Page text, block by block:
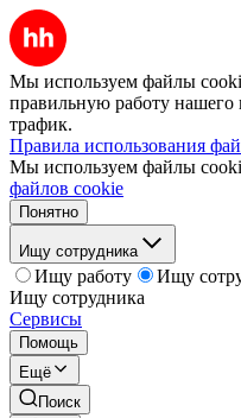
Мы используем файлы
правильную работу нашего
трафик.
Правила использования
Мы используем файлы
файлов cookie
Понятно
Ищу сотрудника
Ищу работу
Ищу
Ищу сотрудника
Сервисы
Помощь
Ещё
Поиск